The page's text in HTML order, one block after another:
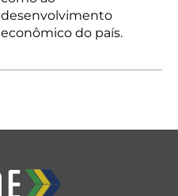
desenvolvimento
econômico do país.